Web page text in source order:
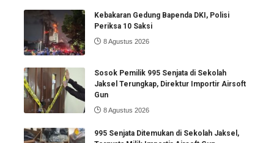
Kebakaran Gedung Bapenda DKI, Polisi
Periksa 10 Saksi
8 Agustus 2026
Sosok Pemilik 995 Senjata di Sekolah
Jaksel Terungkap, Direktur Importir Airsoft
Gun
8 Agustus 2026
995 Senjata Ditemukan di Sekolah Jaksel,